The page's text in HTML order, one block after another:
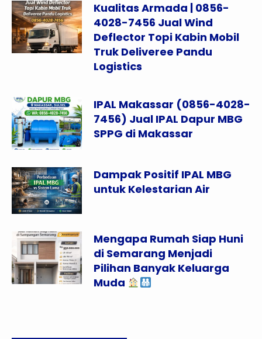
Kualitas Armada | 0856-
4028-7456 Jual Wind
Deflector Topi Kabin Mobil
Truk Deliveree Pandu
Logistics
IPAL Makassar (0856-4028-
7456) Jual IPAL Dapur MBG
SPPG di Makassar
Dampak Positif IPAL MBG
untuk Kelestarian Air
Mengapa Rumah Siap Huni
di Semarang Menjadi
Pilihan Banyak Keluarga
Muda